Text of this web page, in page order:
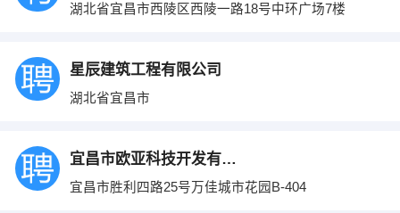
湖北省宜昌市西陵区西陵一路18号中环广场7楼
星辰建筑工程有限公司
湖北省宜昌市
宜昌市欧亚科技开发有限公司
宜昌市胜利四路25号万佳城市花园B-404